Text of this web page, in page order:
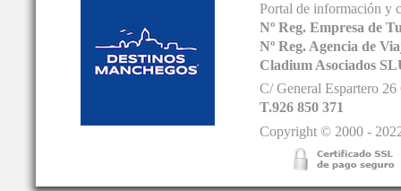
Portal de información y
Nº Reg. Empresa de
Nº Reg. Agencia de
Cladium Asociados
C/ General Espartero
T.926 850 371
Copyright © 2000 -